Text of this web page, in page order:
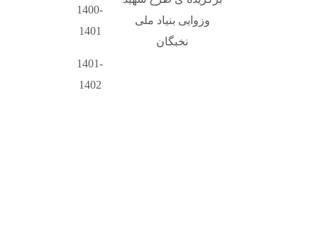
وزوایی بنیاد ملی
نخبگان
1400-
1401
1401-
1402